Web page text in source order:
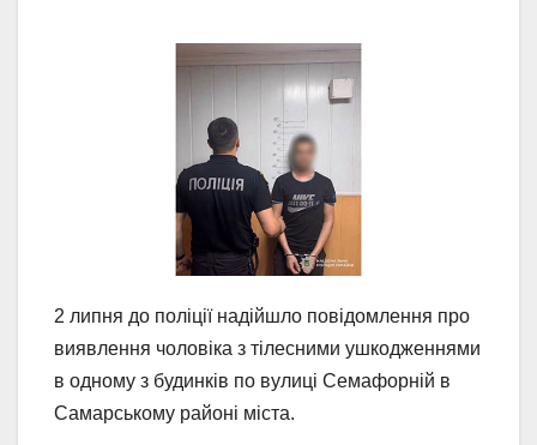
2 липня до поліції надійшло повідомлення про
виявлення чоловіка з тілесними ушкодженнями
в одному з будинків по вулиці Семафорній в
Самарському районі міста.